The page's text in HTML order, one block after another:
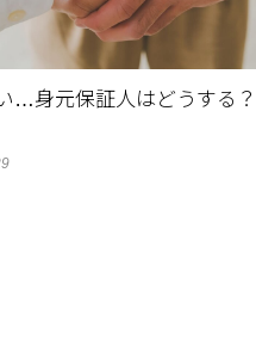
…身元保証人はどうする